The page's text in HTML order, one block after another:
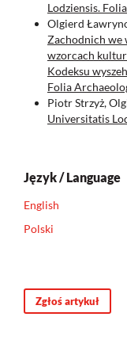
Lodziensis.
Olgierd
Zachodnich we
wzorcach
Kodeksu
Folia
Piotr Strzyż,
Universitatis
Język / Language
English
Polski
Zgłoś artykuł